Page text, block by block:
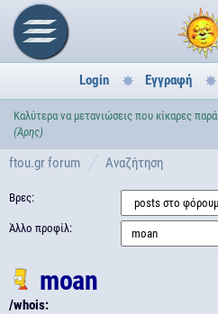
Login Εγγραφή
Καλύτερα να μετανιώσεις που κίκαρες
(Άρης)
ftou.gr forum Αναζήτηση
moan
Βρες:
Άλλο προφίλ:
/whois: